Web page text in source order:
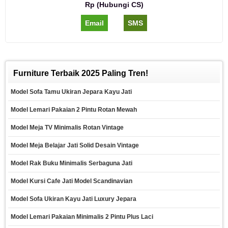
Rp (Hubungi CS)
Email SMS
Furniture Terbaik 2025 Paling Tren!
Model Sofa Tamu Ukiran Jepara Kayu Jati
Model Lemari Pakaian 2 Pintu Rotan Mewah
Model Meja TV Minimalis Rotan Vintage
Model Meja Belajar Jati Solid Desain Vintage
Model Rak Buku Minimalis Serbaguna Jati
Model Kursi Cafe Jati Model Scandinavian
Model Sofa Ukiran Kayu Jati Luxury Jepara
Model Lemari Pakaian Minimalis 2 Pintu Plus Laci